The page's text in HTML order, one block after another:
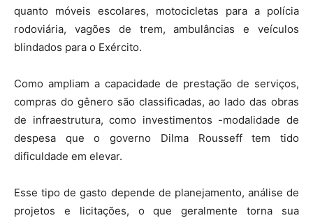
quanto móveis escolares, motocicletas para a polícia
rodoviária, vagões de trem, ambulâncias e veículos
blindados para o Exército.
Como ampliam a capacidade de prestação de serviços,
compras do gênero são classificadas, ao lado das obras
de infraestrutura, como investimentos -modalidade de
despesa que o governo Dilma Rousseff tem tido
dificuldade em elevar.
Esse tipo de gasto depende de planejamento, análise de
projetos e licitações, o que geralmente torna sua